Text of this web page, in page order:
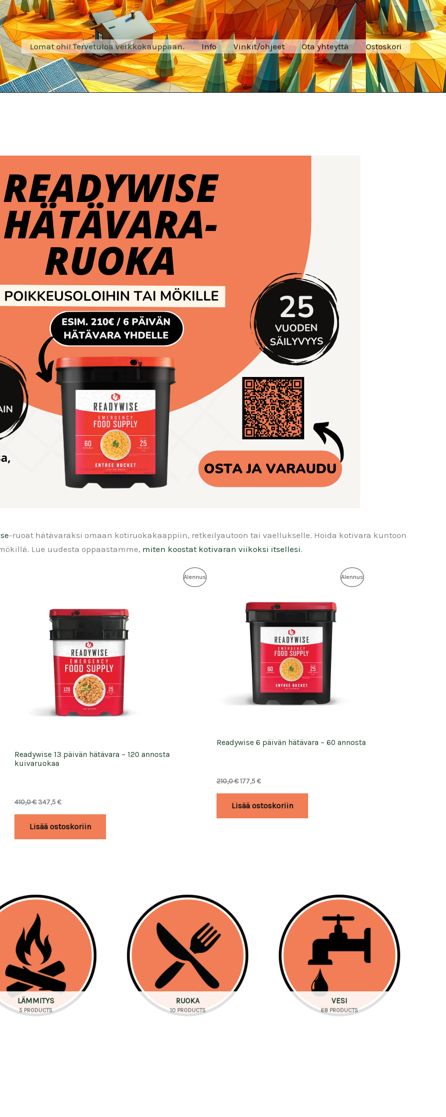
Lomat ohi! Tervetuloa verkkokauppaan. Info Vinkit/ohjeet Ota yhteyttä Ostoskori
-ruoat hätävaraksi omaan kotiruokakaappiin, retkeilyautoon tai vaellukselle. Hoida kotivara kuntoon
Lue uudesta oppaastamme, miten koostat kotivaran viikoksi itsellesi.
Alennus
Readywise 13 päivän hätävara – 120 annosta
kuivaruokaa
410,0€ Alkuperäinen
410,0 €.
347,5€Nykyinen
347,5 €.
Lisää ostoskoriin
Alennus
Readywise 6 päivän hätävara – 60 annosta
210,0€Alkuperäinen
210,0 €.
177,5€Nykyinen
177,5 €.
Lisää ostoskoriin
LÄMMITYS
5 PRODUCTS
RUOKA
10 PRODUCTS
VESI
68 PRODUCTS